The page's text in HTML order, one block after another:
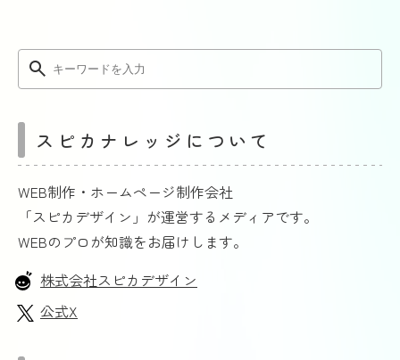
スピカナレッジについて
WEB制作・ホームページ制作会社
「スピカデザイン」が運営するメディアです。
WEBのプロが知識をお届けします。
株式会社スピカデザイン
公式X